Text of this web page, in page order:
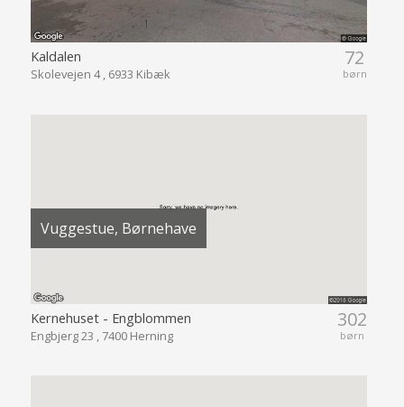
72
børn
Kaldalen
Skolevejen 4 , 6933 Kibæk
Vuggestue, Børnehave
302
børn
Kernehuset - Engblommen
Engbjerg 23 , 7400 Herning